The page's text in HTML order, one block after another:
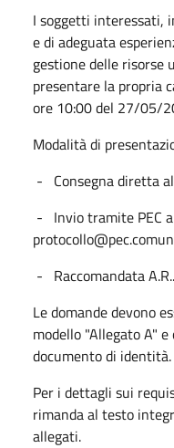
I soggetti interessati,
e di adeguata
gestione delle risorse
presentare la propria
ore 10:00 del 27/05/
Modalità di
- Consegna diretta
- Invio tramite PEC
- Raccomandata A.R..
Le domande devono
modello "Allegato A"
documento di identità.
Per i dettagli sui
rimanda al testo
allegati.